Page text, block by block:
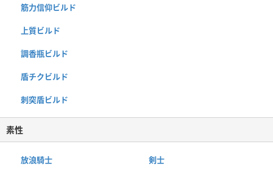
筋力信仰ビルド
上質ビルド
調香瓶ビルド
盾チクビルド
刺突盾ビルド
素性
放浪騎士 剣士